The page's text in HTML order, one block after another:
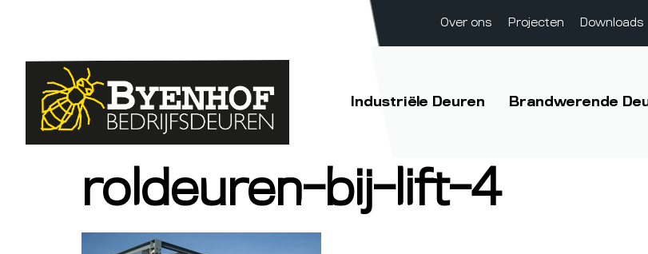
Over ons Projecten Downloads
Industriële Deuren Brandwerende
roldeuren-bij-lift-4